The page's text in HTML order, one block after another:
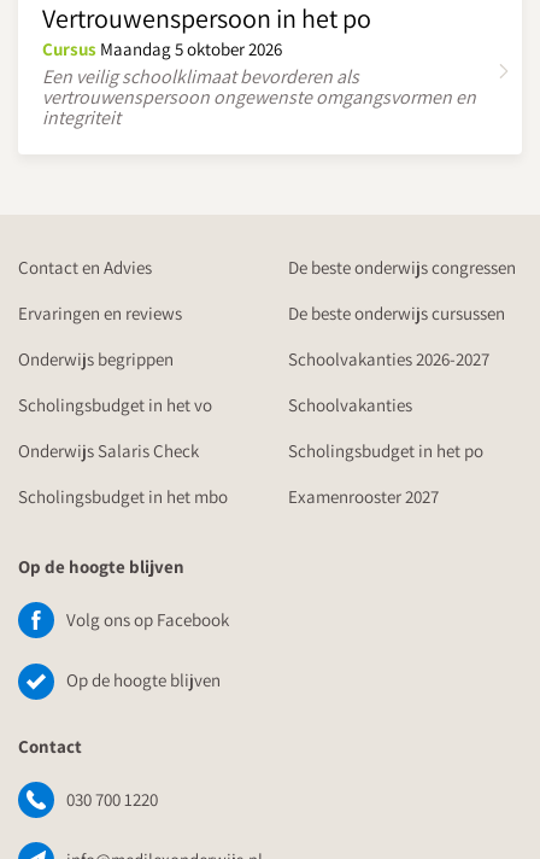
Vertrouwenspersoon in het po
Cursus Maandag 5 oktober 2026
Een veilig schoolklimaat bevorderen als
vertrouwenspersoon ongewenste omgangsvormen en
integriteit
Contact en Advies
De beste onderwijs congressen
Ervaringen en reviews
De beste onderwijs cursussen
Onderwijs begrippen
Schoolvakanties 2026-2027
Scholingsbudget in het vo
Schoolvakanties
Onderwijs Salaris Check
Scholingsbudget in het po
Scholingsbudget in het mbo
Examenrooster 2027
Op de hoogte blijven
Volg ons op Facebook
Op de hoogte blijven
Contact
030 700 1220